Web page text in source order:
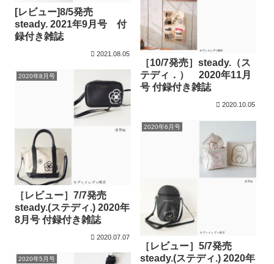
[レビュー]8/5発売
steady. 2021年9月号 付
録付き雑誌
2021.08.05
［10/7発売］steady.（ス
テディ．） 2020年11月
号 付録付き雑誌
2020.10.05
2020年8月号
［レビュー］7/7発売
steady.(ステディ.) 2020年
8月号 付録付き雑誌
2020.07.07
2020年6月号
［レビュー］5/7発売
steady.(ステディ.) 2020年
2020年5月号